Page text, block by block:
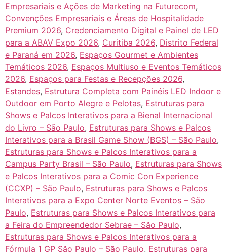
Empresariais e Ações de Marketing na Futurecom,
Convenções Empresariais e Áreas de Hospitalidade
Premium 2026, Credenciamento Digital e Painel de LED
para a ABAV Expo 2026, Curitiba 2026, Distrito Federal
e Paraná em 2026, Espaços Gourmet e Ambientes
Temáticos 2026, Espaços Multiuso e Eventos Temáticos
2026, Espaços para Festas e Recepções 2026,
Estandes, Estrutura Completa com Painéis LED Indoor e
Outdoor em Porto Alegre e Pelotas, Estruturas para
Shows e Palcos Interativos para a Bienal Internacional
do Livro – São Paulo, Estruturas para Shows e Palcos
Interativos para a Brasil Game Show (BGS) – São Paulo,
Estruturas para Shows e Palcos Interativos para a
Campus Party Brasil – São Paulo, Estruturas para Shows
e Palcos Interativos para a Comic Con Experience
(CCXP) – São Paulo, Estruturas para Shows e Palcos
Interativos para a Expo Center Norte Eventos – São
Paulo, Estruturas para Shows e Palcos Interativos para
a Feira do Empreendedor Sebrae – São Paulo,
Estruturas para Shows e Palcos Interativos para a
Fórmula 1 GP São Paulo – São Paulo, Estruturas para